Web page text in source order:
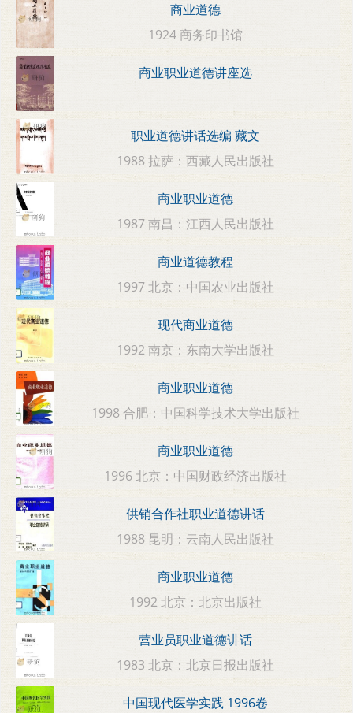
商业道德
1924 商务印书馆
商业职业道德讲座选
职业道德讲话选编 藏文
1988 拉萨：西藏人民出版社
商业职业道德
1987 南昌：江西人民出版社
商业道德教程
1997 北京：中国农业出版社
现代商业道德
1992 南京：东南大学出版社
商业职业道德
1998 合肥：中国科学技术大学出版社
商业职业道德
1996 北京：中国财政经济出版社
供销合作社职业道德讲话
1988 昆明：云南人民出版社
商业职业道德
1992 北京：北京出版社
营业员职业道德讲话
1983 北京：北京日报出版社
中国现代医学实践 1996卷